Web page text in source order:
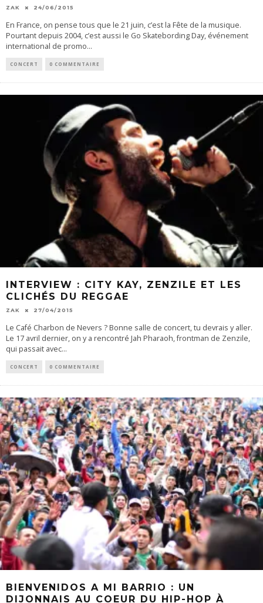
ZAK 24/06/2015
En France, on pense tous que le 21 juin, c’est la Fête de la musique.
Pourtant depuis 2004, c’est aussi le Go Skatebording Day, événement
international de promo...
CONCERT 0 COMMENTAIRE
INTERVIEW : CITY KAY, ZENZILE ET LES
CLICHÉS DU REGGAE
ZAK 27/04/2015
Le Café Charbon de Nevers ? Bonne salle de concert, tu devrais y aller.
Le 17 avril dernier, on y a rencontré Jah Pharaoh, frontman de Zenzile,
qui passait avec...
CONCERT 0 COMMENTAIRE
BIENVENIDOS A MI BARRIO : UN
DIJONNAIS AU COEUR DU HIP-HOP À